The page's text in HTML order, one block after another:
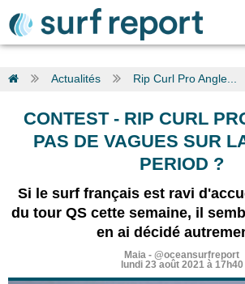
Actualités Rip Curl Pro Angle...
CONTEST- RIP CURL
PAS DE VAGUES SUR
PERIOD ?
Si le surf français est ravi
du tour QS cette semaine, il
en ai décidé
Maia - @oceansurfreport
lundi 23 août 2021 à 17h40